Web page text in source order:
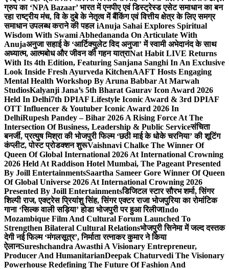
ग्रुप का ‘NPA Bazaar’ भारत में एनपीए एवं डिस्ट्रेस्ड एसेट समाधान का बन
रहा राष्ट्रीय मंच, वि के दुबे के नेतृत्व में बैंकिंग एवं वित्तीय क्षेत्र के लिए समग्र
समाधान उपलब्ध कराने की पहल iAnuja Sahai Explores Spiritual
Wisdom With Swami Abhedananda On Articulate With
Anujaअनुजा सहाई के ‘आर्टिक्युलेट विद अनुजा’ में स्वामी अभेदानंद के साथ
अध्यात्म, आत्मबोध और जीवन की गहन यात्राNat Habit LIVE Returns
With Its 4th Edition, Featuring Sanjana Sanghi In An Exclusive
Look Inside Fresh Ayurveda KitchenAAFT Hosts Engaging
Mental Health Workshop By Aruna Babbar At Marwah
StudiosKalyanji Jana’s 5th Bharat Gaurav Icon Award 2026
Held In Delhi7th DPIAF Lifestyle Iconic Award & 3rd DPIAF
OTT Influencer & Youtuber Iconic Award 2026 In
DelhiRupesh Pandey – Bihar 2026 A Rising Force At The
Intersection Of Business, Leadership & Public Serviceसंचिता
बनर्जी, प्रत्युष मिश्रा की भोजपुरी फिल्म ‘छठी माई के धोके चरनिया’ की शूटिंग
कंप्लीट, पोस्ट प्रोडक्शन शुरूVaishnavi Chalke The Winner Of
Queen Of Global International 2026 At International Crowning
2026 Held At Raddison Hotel Mumbai, The Pageant Presented
By Joill EntertainmentsSaartha Sameer Gore Winner Of Queen
Of Global Universe 2026 At International Crowning 2026
Presented By Joill Entertainmentsडिजिटल स्टार सौरभ शर्मा, सिंगर
शिल्पी राज, एक्ट्रेस प्रियांशु सिंह, सिंगर एक्टर राजा भोजपुरिया का रोमांटिक
गाना ‘सिल्क वाली सड़िया’ होडा भोजपुरी पर हुआ रिलीजIndo
Mozambique Film And Cultural Forum Launched To
Strengthen Bilateral Cultural Relationsभोजपुरी सिनेमा में जल्द दस्तक
देगी नई फिल्म ‘मंगलसूत्र’, निर्माता रत्नाकर कुमार ने किया
ऐलानSureshchandra Awasthi A Visionary Entrepreneur,
Producer And HumanitarianDeepak Chaturvedi The Visionary
Powerhouse Redefining The Future Of Fashion And